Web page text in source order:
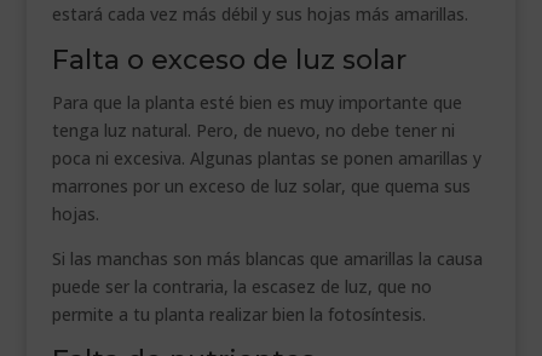
estará cada vez más débil y sus hojas más amarillas.
Falta o exceso de luz solar
Para que la planta esté bien es muy importante que
tenga luz natural. Pero, de nuevo, no debe tener ni
poca ni excesiva. Algunas plantas se ponen amarillas y
marrones por un exceso de luz solar, que quema sus
hojas.
Si las manchas son más blancas que amarillas la causa
puede ser la contraria, la escasez de luz, que no
permite a tu planta realizar bien la fotosíntesis.